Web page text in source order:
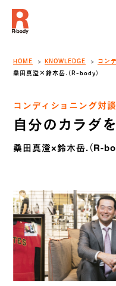
HOME KNOWLEDGE
コン
桑田真澄×鈴木岳.（R-body）
コンディショニング対
自分のカラダ
桑田真澄×鈴木岳.（R-